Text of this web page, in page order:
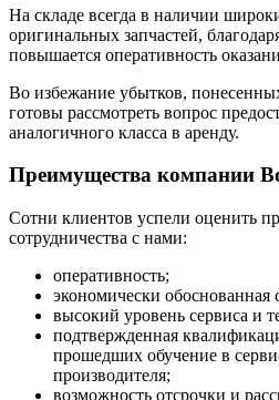
На складе всегда в наличии
оригинальных запчастей,
повышается оперативность
Во избежание убытков,
готовы рассмотреть вопрос
аналогичного класса в аренду.
Преимущества компании
Сотни клиентов успели оценить
сотрудничества с нами:
оперативность;
экономически обоснованная
высокий уровень сервиса и
подтвержденная
прошедших обучение в
производителя;
возможность отсрочки и